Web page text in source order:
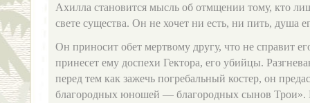
Ахилла становится мысль об отмщении тому, кто
свете существа. Он не хочет ни есть, ни пить, душа
Он приносит обет мертвому другу, что не справит
принесет ему доспехи Гектора, его убийцы.
перед тем как зажечь погребальный костер, он
благородных юношей — благородных сынов Трои».